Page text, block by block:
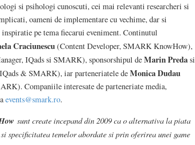
si psihologi cunoscuti, cei mai relevanti researcheri si
oameni de implementare cu vechime, dar si
pe tema fiecarui eveniment. Continutul
Craciunescu(Content Developer, SMARK KnowHow),
IQads si SMARK), sponsorshipul deMarin Predasi
& SMARK), iar parteneriatele deMonica Dudau
Companiile interesate de parteneriate media,
events@smark.ro.
sunt create incepand din 2009 ca o alternativa la piata
specificitatea temelor abordate si prin oferirea unei game